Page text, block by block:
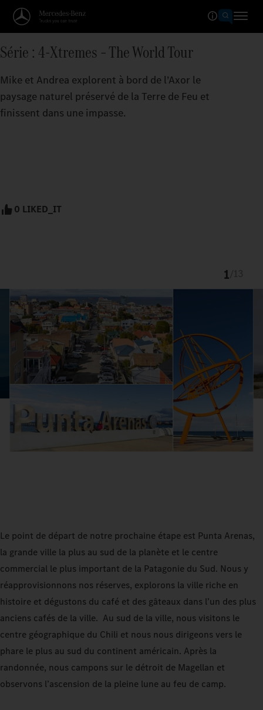
Série : 4-Xtremes – The World Tour
Mike et Andrea explorent à bord de l’Axor le
paysage naturel préservé de la Terre de Feu et
finissent dans une impasse.
0 LIKED_IT
1
Le point de départ de notre prochaine étape est Punta Arenas,
la grande ville la plus au sud de la planète et le centre
commercial le plus important de la Patagonie du Sud. Nous y
réapprovisionnons nos réserves, explorons la ville riche en
histoire et dégustons du café et des gâteaux dans l’un des plus
anciens cafés de la ville. Au sud de la ville, nous visitons le
centre géographique du Chili et nous nous dirigeons vers le
phare le plus au sud du continent américain. Après la
randonnée, nous campons sur le détroit de Magellan et
observons l’ascension de la pleine lune au feu de camp.